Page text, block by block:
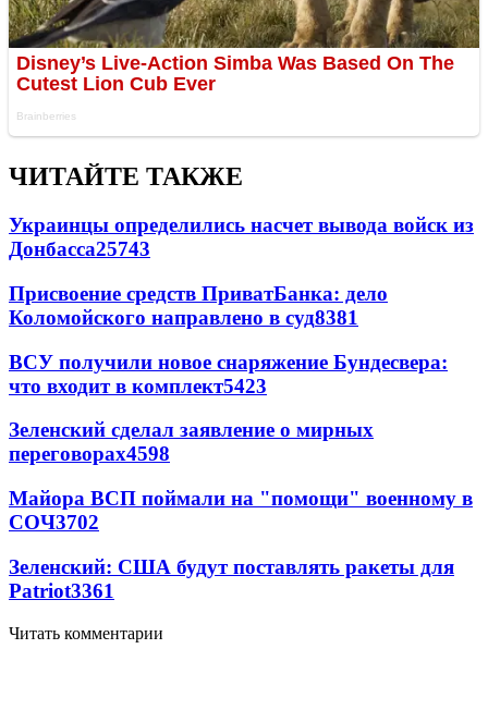
ЧИТАЙТЕ ТАКЖЕ
Украинцы определились насчет вывода войск из
Донбасса25743
Присвоение средств ПриватБанка: дело
Коломойского направлено в суд8381
ВСУ получили новое снаряжение Бундесвера:
что входит в комплект5423
Зеленский сделал заявление о мирных
переговорах4598
Майора ВСП поймали на "помощи" военному в
СОЧ3702
Зеленский: США будут поставлять ракеты для
Patriot3361
Читать комментарии